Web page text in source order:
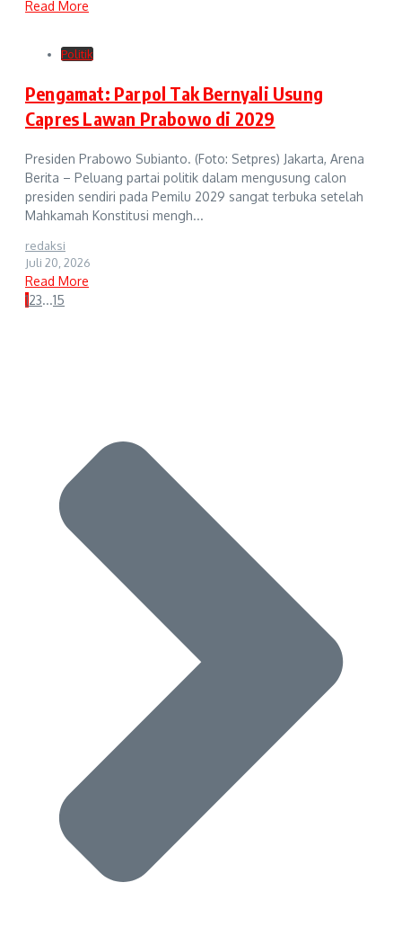
Read More
Politik
Pengamat: Parpol Tak Bernyali Usung
Capres Lawan Prabowo di 2029
Presiden Prabowo Subianto. (Foto: Setpres) Jakarta, Arena
Berita – Peluang partai politik dalam mengusung calon
presiden sendiri pada Pemilu 2029 sangat terbuka setelah
Mahkamah Konstitusi mengh...
redaksi
Juli 20, 2026
Read More
123...15